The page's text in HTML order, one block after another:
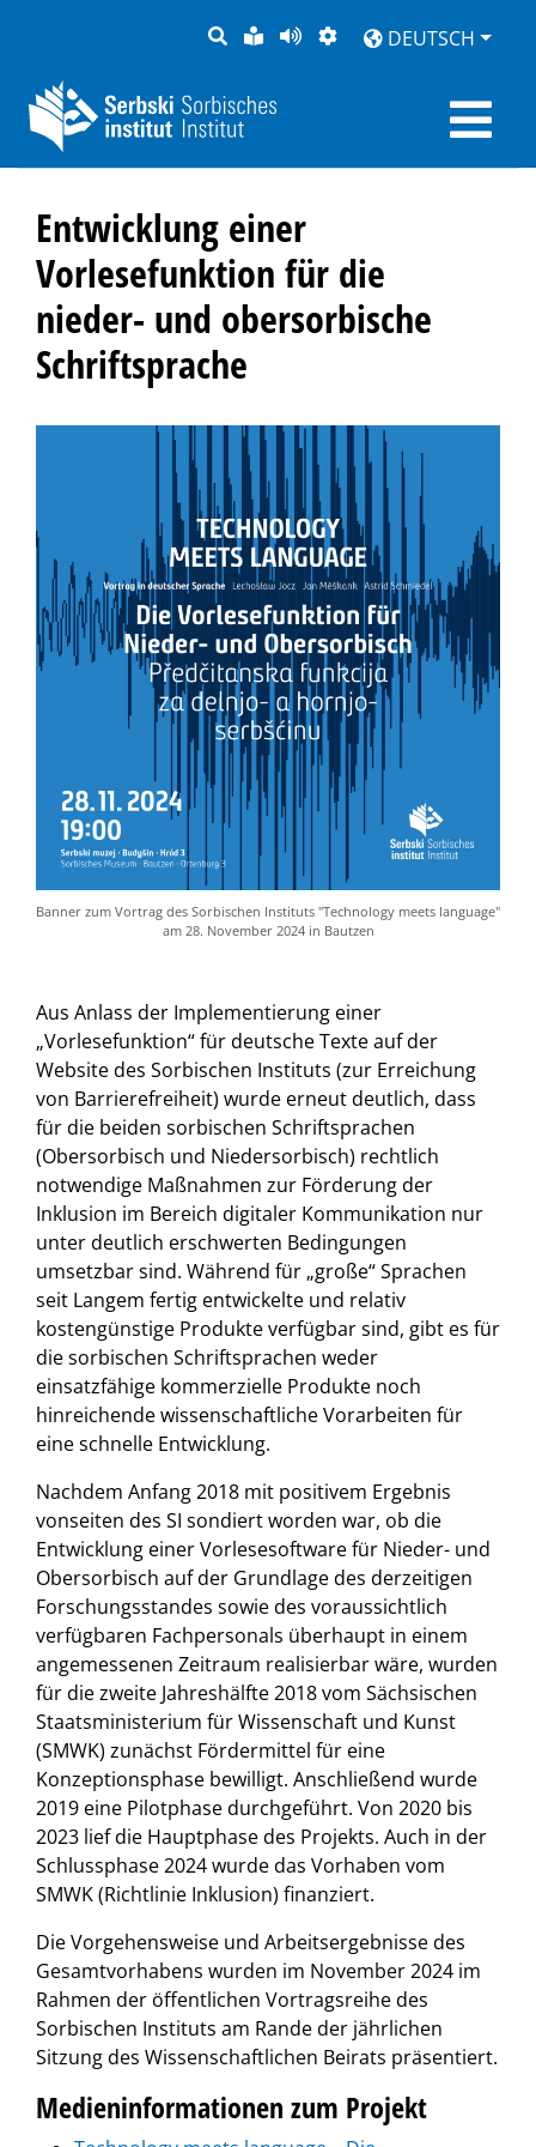
SUCHELEICHTE
SPRACHE
SEITEDARSTELLUNG
DEUTSCH
Entwicklung einer
Vorlesefunktion für die
nieder- und obersorbische
Schriftsprache
Banner zum Vortrag des Sorbischen Instituts "Technology meets language"
am 28. November 2024 in Bautzen
Aus Anlass der Implementierung einer
„Vorlesefunktion“ für deutsche Texte auf der
Website des Sorbischen Instituts (zur Erreichung
von Barrierefreiheit) wurde erneut deutlich, dass
für die beiden sorbischen Schriftsprachen
(Obersorbisch und Niedersorbisch) rechtlich
notwendige Maßnahmen zur Förderung der
Inklusion im Bereich digitaler Kommunikation nur
unter deutlich erschwerten Bedingungen
umsetzbar sind. Während für „große“ Sprachen
seit Langem fertig entwickelte und relativ
kostengünstige Produkte verfügbar sind, gibt es für
die sorbischen Schriftsprachen weder
einsatzfähige kommerzielle Produkte noch
hinreichende wissenschaftliche Vorarbeiten für
eine schnelle Entwicklung.
Nachdem Anfang 2018 mit positivem Ergebnis
vonseiten des SI sondiert worden war, ob die
Entwicklung einer Vorlesesoftware für Nieder- und
Obersorbisch auf der Grundlage des derzeitigen
Forschungsstandes sowie des voraussichtlich
verfügbaren Fachpersonals überhaupt in einem
angemessenen Zeitraum realisierbar wäre, wurden
für die zweite Jahreshälfte 2018 vom Sächsischen
Staatsministerium für Wissenschaft und Kunst
(SMWK) zunächst Fördermittel für eine
Konzeptionsphase bewilligt. Anschließend wurde
2019 eine Pilotphase durchgeführt. Von 2020 bis
2023 lief die Hauptphase des Projekts. Auch in der
Schlussphase 2024 wurde das Vorhaben vom
SMWK (Richtlinie Inklusion) finanziert.
Die Vorgehensweise und Arbeitsergebnisse des
Gesamtvorhabens wurden im November 2024 im
Rahmen der öffentlichen Vortragsreihe des
Sorbischen Instituts am Rande der jährlichen
Sitzung des Wissenschaftlichen Beirats präsentiert.
Medieninformationen zum Projekt